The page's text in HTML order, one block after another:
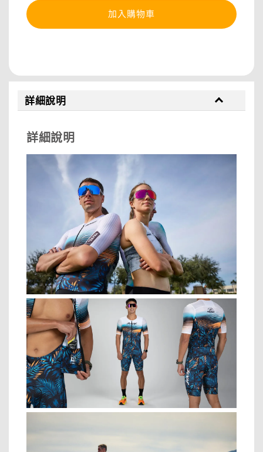
加入購物車
詳細說明
詳細說明